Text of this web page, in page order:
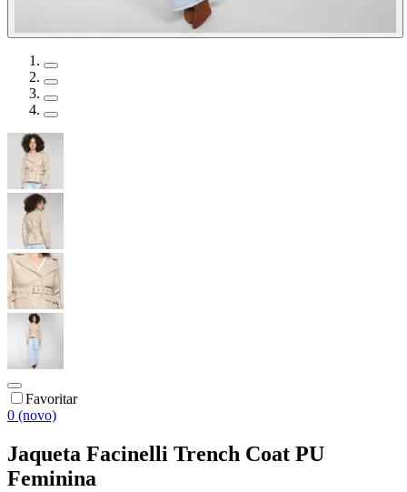
Favoritar
0 (novo)
Jaqueta Facinelli Trench Coat PU
Feminina